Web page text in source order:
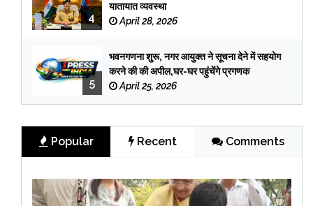
4
यातायात व्यवस्था
April 28, 2026
5
भवनगणना शुरू, नगर आयुक्त ने सूचना देने में सहयोग
करने की की अपील,घर-घर पहुंचेंगे प्रगणक
April 25, 2026
Popular Recent Comments